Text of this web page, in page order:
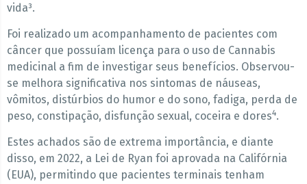
vida³.
Foi realizado um acompanhamento de pacientes com
câncer que possuíam licença para o uso de Cannabis
medicinal a fim de investigar seus benefícios. Observou-
se melhora significativa nos sintomas de náuseas,
vômitos, distúrbios do humor e do sono, fadiga, perda de
peso, constipação, disfunção sexual, coceira e dores4.
Estes achados são de extrema importância, e diante
disso, em 2022, a Lei de Ryan foi aprovada na Califórnia
(EUA), permitindo que pacientes terminais tenham